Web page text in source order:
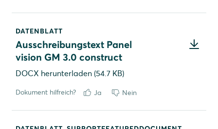
DATENBLATT
Ausschreibungstext Panel
vision GM 3.0 construct
DOCX herunterladen (54.7 KB)
Dokument hilfreich? Ja Nein